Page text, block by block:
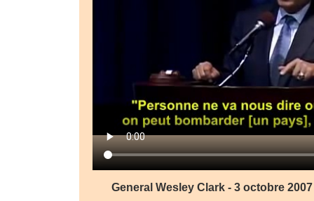
General Wesley Clark - 3 octobre